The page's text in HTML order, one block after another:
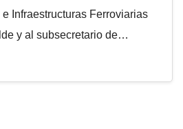
Infraestructuras Ferroviarias
y al subsecretario de…